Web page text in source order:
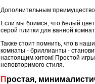
Дополнительным
Если мы боимся, что белый
серой плитки для ванной
Также стоит помнить, что в
комнаты - бриллианты -
настоящим хитом! Простой
неповторимого стиля.
Простая,